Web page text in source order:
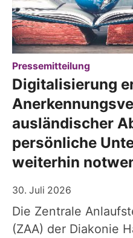
Pressemitteilung
Digitalisierung
ausländischer
persönliche
weiterhin
30. Juli 2026
Die Zentrale
(ZAA) der Diakonie